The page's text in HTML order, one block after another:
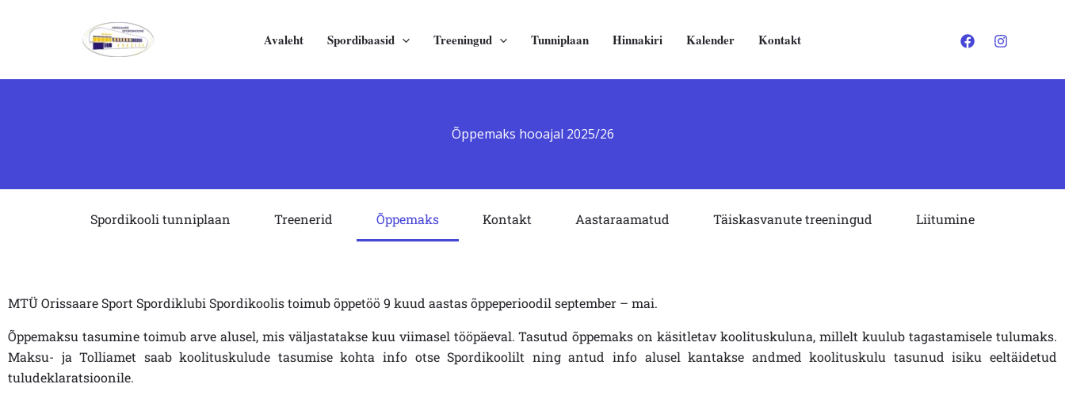
Avaleht Spordibaasid Treeningud Tunniplaan Hinnakiri Kalender Kontakt
Õppemaks hooajal 2025/26
Spordikooli tunniplaan Treenerid Õppemaks Kontakt Aastaraamatud Täiskasvanute treeningud Liitumine
MTÜ Orissaare Sport Spordiklubi Spordikoolis toimub õppetöö 9 kuud aastas õppeperioodil september – mai.
Õppemaksu tasumine toimub arve alusel, mis väljastatakse kuu viimasel tööpäeval.Tasutud õppemaks on käsitletav koolituskuluna, millelt kuulub tagastamisele tulumaks.
Maksu- ja Tolliamet saab koolituskulude tasumise kohta info otse Spordikoolilt ning antud info alusel kantakse andmed koolituskulu tasunud isiku eeltäidetud
tuludeklaratsioonile.